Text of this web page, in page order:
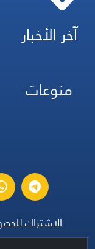
آخر الأخبار
منوعات
الاشتراك